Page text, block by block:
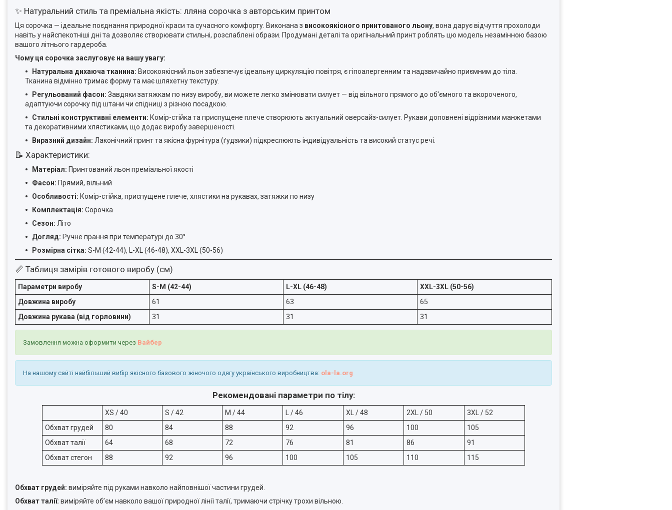
✨ Натуральний стиль та преміальна якість: лляна сорочка з авторським принтом
Ця сорочка — ідеальне поєднання природної краси та сучасного комфорту. Виконана з високоякісного принтованого льону, вона дарує відчуття прохолоди
навіть у найспекотніші дні та дозволяє створювати стильні, розслаблені образи. Продумані деталі та оригінальний принт роблять цю модель незамінною базою
вашого літнього гардероба.
Чому ця сорочка заслуговує на вашу увагу:
Натуральна дихаюча тканина: Високоякісний льон забезпечує ідеальну циркуляцію повітря, є гіпоалергенним та надзвичайно приємним до тіла.
Тканина відмінно тримає форму та має шляхетну текстуру.
Регульований фасон: Завдяки затяжкам по низу виробу, ви можете легко змінювати силует — від вільного прямого до об'ємного та вкороченого,
адаптуючи сорочку під штани чи спідниці з різною посадкою.
Стильні конструктивні елементи: Комір-стійка та приспущене плече створюють актуальний оверсайз-силует. Рукави доповнені відрізними манжетами
та декоративними хлястиками, що додає виробу завершеності.
Виразний дизайн: Лаконічний принт та якісна фурнітура (ґудзики) підкреслюють індивідуальність та високий статус речі.
📝 Характеристики:
Матеріал: Принтований льон преміальної якості
Фасон: Прямий, вільний
Особливості: Комір-стійка, приспущене плече, хлястики на рукавах, затяжки по низу
Комплектація: Сорочка
Сезон: Літо
Догляд: Ручне прання при температурі до 30°
Розмірна сітка: S-M (42-44), L-XL (46-48), XXL-3XL (50-56)
📏 Таблиця замірів готового виробу (см)
Параметри виробу S-M (42-44) L-XL (46-48)
XXL-3XL (50-56)
Довжина виробу
61 63
65
Довжина рукава (від горловини)
31 31 31
Замовлення можна оформити через Вайбер
На нашому сайті найбільший вибір якісного базового жіночого одягу українського виробництва: ola-la.org
Рекомендовані параметри по тілу:
XS / 40 S / 42 M / 44 L / 46 XL / 48 2XL / 50
3XL / 52
Обхват грудей
80 84 88 92 96 100
105
Обхват талії
64 68 72 76 81 86
91
Обхват стегон
88 92 96 100 105 110 115
Обхват грудей: виміряйте під руками навколо найповнішої частини грудей.
Обхват талії: виміряйте об’єм навколо вашої природної лінії талії, тримаючи стрічку трохи вільною.